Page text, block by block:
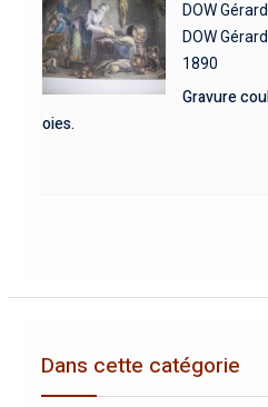
DOW Gérard
DOW Gérard
1890
Gravure
oies.
Dans cette catégorie